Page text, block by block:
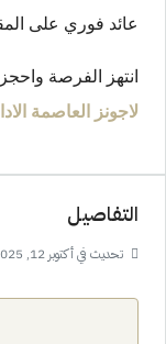
عائد فوري على
انتهز الفرصة
لاجونز العاصمة
التفاصيل
تحديث في أكتوبر 12, 2025 في 1:28 م